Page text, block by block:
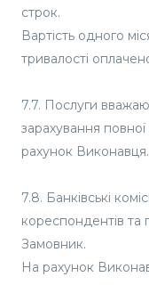
строк.
Вартість одного
тривалості
7.7. Послуги
зарахування
рахунок Виконавця.
7.8. Банківські
кореспондентів та
Замовник.
На рахунок